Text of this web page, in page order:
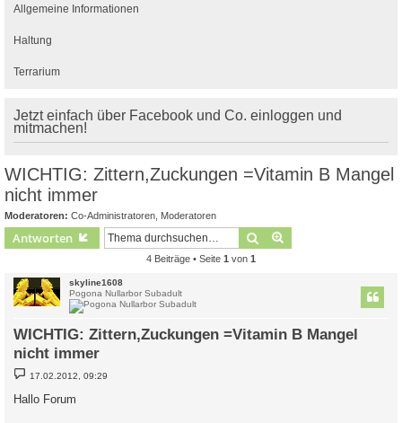
Allgemeine Informationen
Haltung
Terrarium
Jetzt einfach über Facebook und Co. einloggen und
mitmachen!
WICHTIG: Zittern,Zuckungen =Vitamin B Mangel
nicht immer
Moderatoren: Co-Administratoren Moderatoren
Antworten Suche
4 Beiträge • Seite 1 von 1
skyline1608
Pogona Nullarbor Subadult
WICHTIG: Zittern,Zuckungen =Vitamin B Mangel
nicht immer
B
e
i
t
17.02.2012, 09:29
Hallo Forum